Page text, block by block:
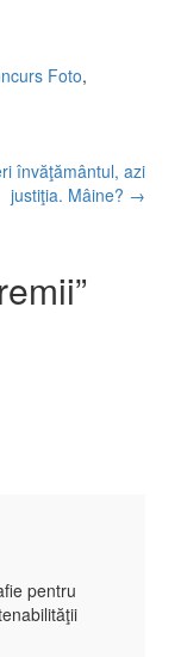
Foto,
învăţământul, azi
justiţia. Mâine? →
”
pentru